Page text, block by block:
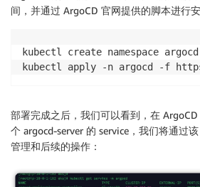
间，并通过 ArgoCD 官网提供的脚本进行
kubectl create namespace argocd
kubectl apply -n argocd -f
部署完成之后，我们可以看到，在
个 argocd-server 的 service，我们将通过
管理和后续的操作：